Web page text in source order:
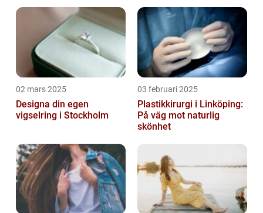
02 mars 2025
Designa din egen
vigselring i Stockholm
03 februari 2025
Plastikkirurgi i Linköping:
På väg mot naturlig
skönhet